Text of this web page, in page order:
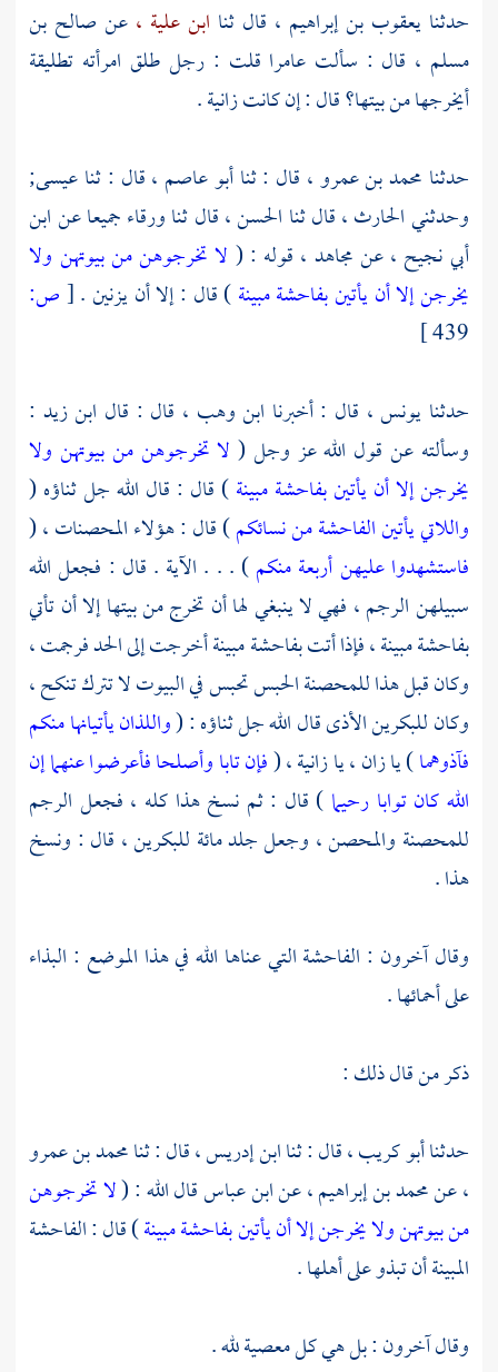
حدثنايعقوب بن إبراهيم ، قال ثنا ابن علية ، عن صالح بن
مسلم ، قال : سألت عامرا قلت : رجل طلق امرأته تطليقة
أيخرجها من بيتها؟ قال : إن كانت زانية .
حدثنا محمد بن عمرو ، قال : ثناأبو عاصم ،قال : ثناعيسى;
وحدثنيالحارث ،قال ثنا الحسن ،قال ثناورقاءجميعا عنابن
أبي نجيح ،عنمجاهد ، قوله : ( لا تخرجوهن من بيوتهن ولا
يخرجن إلا أن يأتين بفاحشة مبينة) قال : إلا أن يزنين .[ص:
439 ]
حدثنا يونس ، قال : أخبرنا ابن وهب ، قال : قال ابن زيد :
وسألته عن قول الله عز وجل ( لا تخرجوهن من بيوتهن ولا
يخرجن إلا أن يأتين بفاحشة مبينة) قال : قال الله جل ثناؤه (
واللاتي يأتين الفاحشة من نسائكم) قال : هؤلاء المحصنات ، (
فاستشهدوا عليهن أربعة منكم) . . . الآية . قال : فجعل الله
سبيلهن الرجم ، فهي لا ينبغي لها أن تخرج من بيتها إلا أن تأتي
بفاحشة مبينة ، فإذا أتت بفاحشة مبينة أخرجت إلى الحد فرجمت ،
وكان قبل هذا للمحصنة الحبس تحبس في البيوت لا تترك تنكح ،
وكان للبكرين الأذى قال الله جل ثناؤه : (واللذان يأتيانها منكم
فآذوهما) يا زان ، يا زانية ، (فإن تابا وأصلحا فأعرضوا عنهما إن
الله كان توابا رحيما ) قال : ثم نسخ هذا كله ، فجعل الرجم
للمحصنة والمحصن ، وجعل جلد مائة للبكرين ، قال : ونسخ
هذا .
وقال آخرون : الفاحشة التي عناها الله في هذا الموضع : البذاء
على أحمائها .
ذكر من قال ذلك :
حدثناأبو كريب ،قال : ثناابن إدريس ،قال : ثنامحمد بن عمرو
،عنمحمد بن إبراهيم ،عنابن عباسقال الله : (لا تخرجوهن
من بيوتهن ولا يخرجن إلا أن يأتين بفاحشة مبينة) قال : الفاحشة
المبينة أن تبذو على أهلها .
وقال آخرون : بل هي كل معصية لله .